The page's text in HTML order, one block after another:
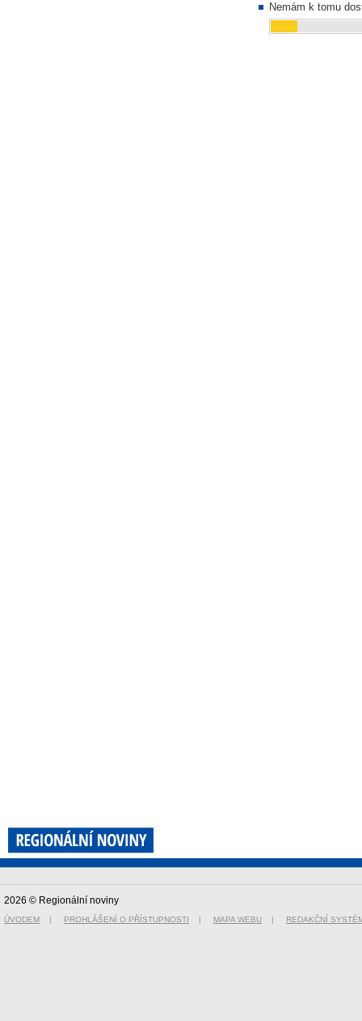
Nemám k tomu
2026 © Regionální noviny
ÚVODEM | PROHLÁŠENÍ O PŘÍSTUPNOSTI | MAPA WEBU | REDAKČNÍ